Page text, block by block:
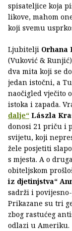
spisateljice koja
likove, mahom
koji svemu
Ljubitelji Orhana
(Vuković &
dva mita koji se
jedan istočni, a
naočigled vječito
istoka i zapada.
dalje“ Lászla
donosi 21 priču i
svijetu, koji
žele posjetiti
s mjesta. A o
obiteljskom
iz djetinjstva“
sadrži i
Prikazane su tri
zbog rastućeg
odlazi u Ameriku.